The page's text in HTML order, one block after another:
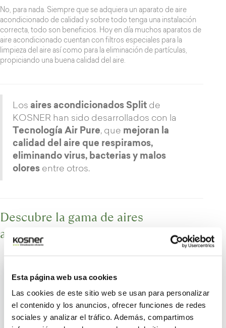
Esta página web usa cookies
Las cookies de este sitio web se usan para personalizar
el contenido y los anuncios, ofrecer funciones de redes
sociales y analizar el tráfico. Además, compartimos
No, para nada. Siempre que se adquiera un aparato de aire
acondicionado de calidad y sobre todo tenga una instalación
correcta, todo son beneficios. Hoy en día muchos aparatos de
aire acondicionado cuentan con filtros especiales para la
limpieza del aire así como para la eliminación de partículas,
propiciando una buena calidad del aire.
Los aires acondicionados Split de
KOSNER han sido desarrollados con la
Tecnología Air Pure, que mejoran la
calidad del aire que respiramos,
eliminando virus, bacterias y malos
olores entre otros.
Descubre la gama de aires
acondicionados de KOSNER